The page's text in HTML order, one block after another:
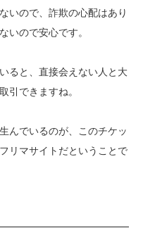
いので、詐欺の心配はあり
いので安心です。
ると、直接会えない人と大
引できますね。
んでいるのが、このチケッ
リマサイトだということで